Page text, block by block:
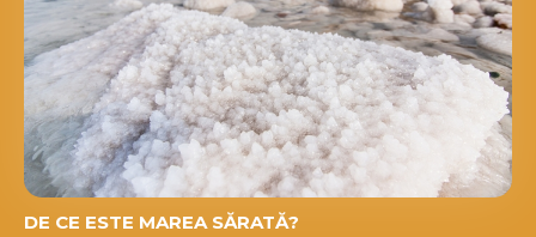
DE CE ESTE MAREA SĂRATĂ?